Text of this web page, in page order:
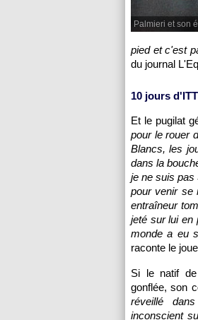
Palmieri et son
pied et c'est
du journal
10 jours
Et le pugilat
pour le rouer
Blancs, les
dans la
je ne suis
pour venir se
entraîneur
jeté sur lui en
monde a eu
raconte le
Si le natif
gonflée, son
réveillé
inconscient